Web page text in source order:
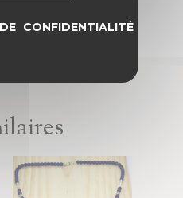
CONFIDENTIALITÉ